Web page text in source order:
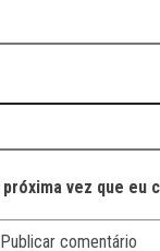
vez que eu